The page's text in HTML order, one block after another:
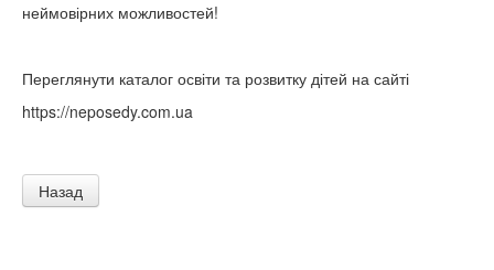
неймовірних можливостей!
Переглянути каталог освіти та розвитку дітей на сайті
https://neposedy.com.ua
Назад